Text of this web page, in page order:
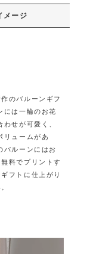
メージ
のバルーンギフ
には一輪のお花
せが可愛く、
リュームがあ
バルーンにはお
料でプリントす
フトに仕上がり